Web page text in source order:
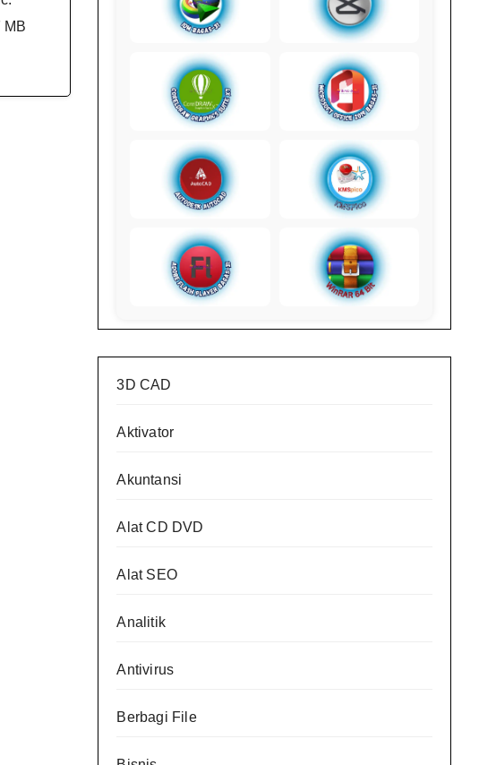
MB
3D CAD
Aktivator
Akuntansi
Alat CD DVD
Alat SEO
Analitik
Antivirus
Berbagi File